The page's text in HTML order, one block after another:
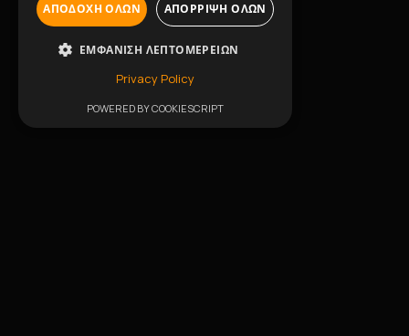
Εταιρικό Προφίλ
Events
ΑΠΟΔΟΧΉ ΌΛΩΝ ΑΠΌΡΡΙΨΗ ΌΛΩΝ
ΕΜΦΆΝΙΣΗ ΛΕΠΤΟΜΕΡΕΙΏΝ
Privacy Policy
POWERED BY COOKIESCRIPT